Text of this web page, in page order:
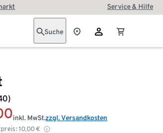
Service & Hilfe
Suche
10,00 €
inkl. MwSt.zzgl. Versandkosten